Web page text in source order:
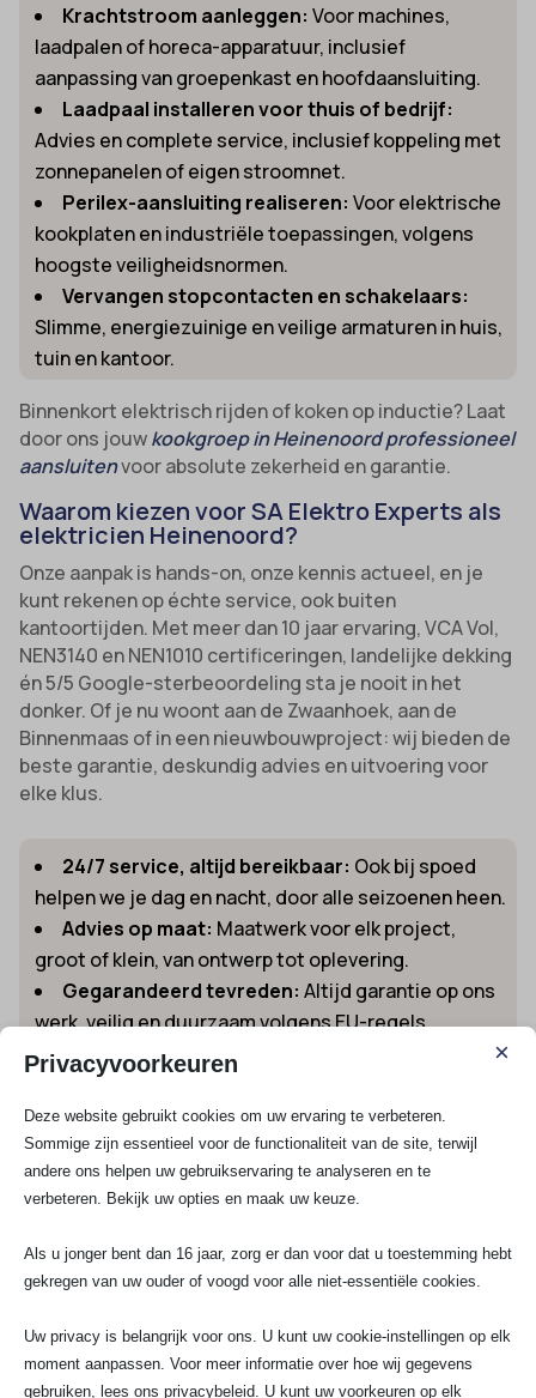
Krachtstroom aanleggen: Voor machines,
laadpalen of horeca-apparatuur, inclusief
aanpassing van groepenkast en hoofdaansluiting.
Laadpaal installeren voor thuis of bedrijf:
Advies en complete service, inclusief koppeling met
zonnepanelen of eigen stroomnet.
Perilex-aansluiting realiseren: Voor elektrische
kookplaten en industriële toepassingen, volgens
hoogste veiligheidsnormen.
Vervangen stopcontacten en schakelaars:
Slimme, energiezuinige en veilige armaturen in huis,
tuin en kantoor.
Binnenkort elektrisch rijden of koken op inductie? Laat
door ons jouwkookgroep in Heinenoord professioneel
aansluitenvoor absolute zekerheid en garantie.
Waarom kiezen voor SA Elektro Experts als
elektricien Heinenoord?
Onze aanpak is hands-on, onze kennis actueel, en je
kunt rekenen op échte service, ook buiten
kantoortijden. Met meer dan 10 jaar ervaring, VCA Vol,
NEN3140 en NEN1010 certificeringen, landelijke dekking
én 5/5 Google-sterbeoordeling sta je nooit in het
donker. Of je nu woont aan de Zwaanhoek, aan de
Binnenmaas of in een nieuwbouwproject: wij bieden de
beste garantie, deskundig advies en uitvoering voor
elke klus.
24/7 service, altijd bereikbaar: Ook bij spoed
helpen we je dag en nacht, door alle seizoenen heen.
Advies op maat: Maatwerk voor elk project,
groot of klein, van ontwerp tot oplevering.
Gegarandeerd tevreden: Altijd garantie op ons
werk, veilig en duurzaam volgens EU-regels.
Lid van Techniek Nederland en InstallQ:
van kwaliteit en actuele kennis van
installatietechniek.
Direct een helder advies en prijsopgave ontvangen?
Ontvang snel een vrijblijvende offerte op maat
elektricien in Heinenoord! Voor vragen kun je ook bellen
of WhatsAppen naar 070-7503681 of mailen naar
Bekijk al onze diensten
Privacyvoorkeuren ×
Deze website gebruikt cookies om uw ervaring te verbeteren.
Sommige zijn essentieel voor de functionaliteit van de site, terwijl
andere ons helpen uw gebruikservaring te analyseren en te
verbeteren. Bekijk uw opties en maak uw keuze.
Als u jonger bent dan 16 jaar, zorg er dan voor dat u toestemming hebt
gekregen van uw ouder of voogd voor alle niet-essentiële cookies.
Uw privacy is belangrijk voor ons. U kunt uw cookie-instellingen op elk
moment aanpassen. Voor meer informatie over hoe wij gegevens
gebruiken, lees ons privacybeleid. U kunt uw voorkeuren op elk